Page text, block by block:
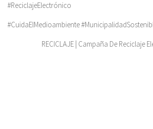
#ReciclajeElectrónico
#CuidaElMedioambiente
RECICLAJE | Campaña De Reciclaje